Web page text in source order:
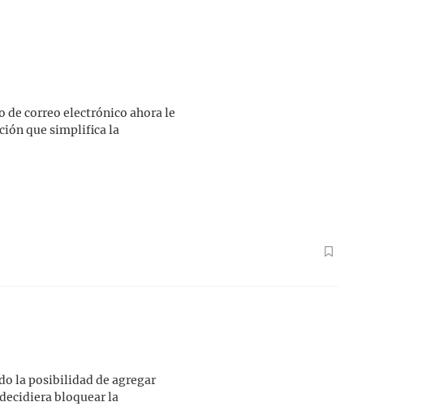
de correo electrónico ahora le
que simplifica la
la posibilidad de agregar
bloquear la